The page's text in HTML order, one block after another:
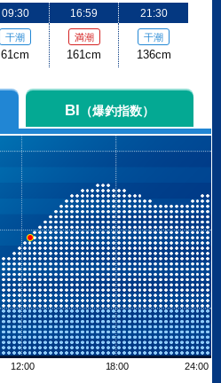
09:30
干潮
61cm
16:59
満潮
161cm
21:30
干潮
136cm
BI （爆釣指数）
12:00 18:00 24:00